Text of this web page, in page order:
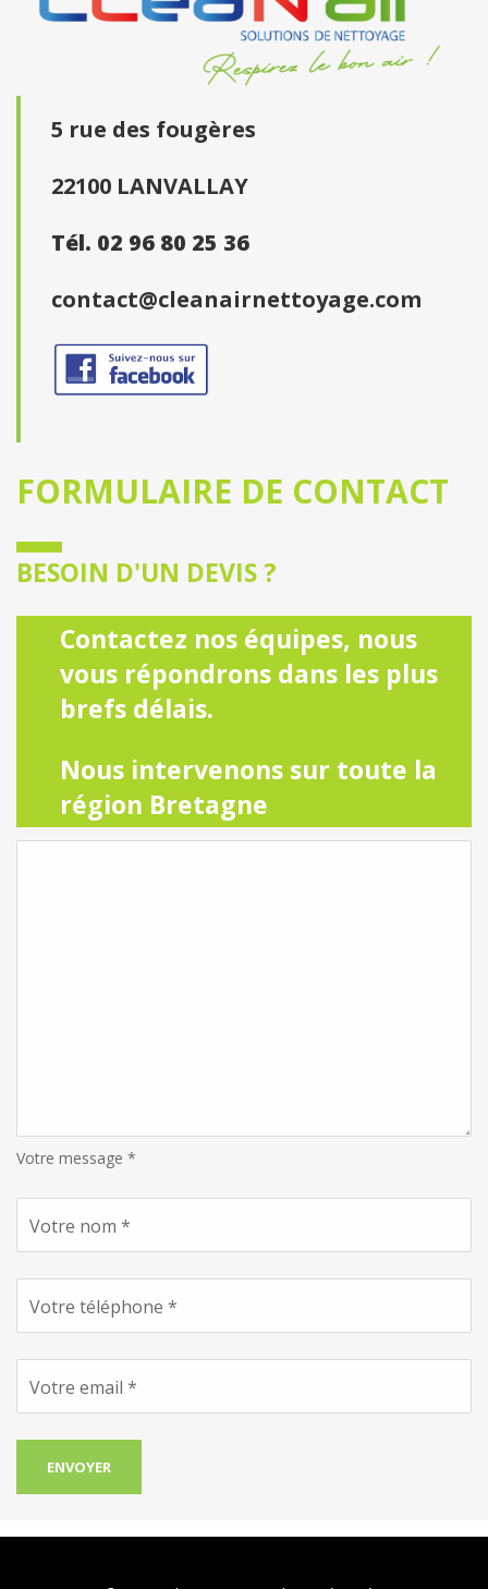
5 rue des fougères
22100 LANVALLAY
Tél. 02 96 80 25 36
contact@cleanairnettoyage.com
FORMULAIRE DE CONTACT
BESOIN D'UN DEVIS ?
Contactez nos équipes, nous
vous répondrons dans les plus
brefs délais.
Nous intervenons sur toute la
région Bretagne
Votre message *
Votre nom *
Votre téléphone *
Votre email *